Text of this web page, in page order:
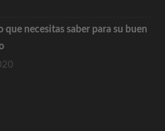
que necesitas saber para su buen